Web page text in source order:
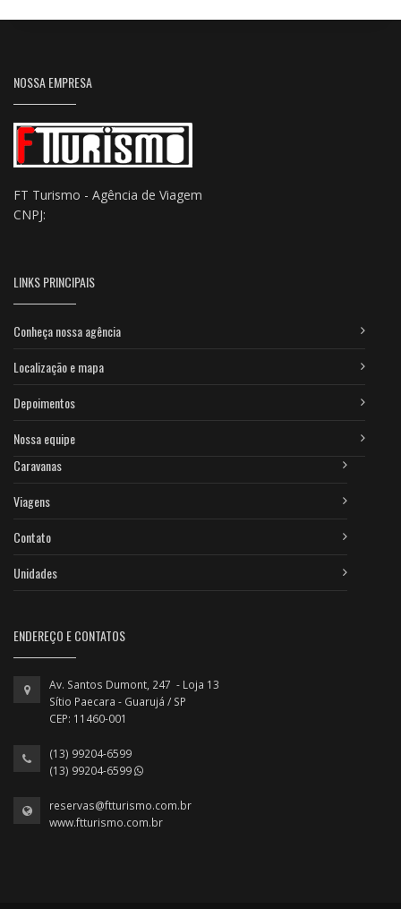
NOSSA EMPRESA
FT Turismo - Agência de Viagem
CNPJ:
LINKS PRINCIPAIS
Conheça nossa agência
Localização e mapa
Depoimentos
Nossa equipe
Caravanas
Viagens
Contato
Unidades
ENDEREÇO E CONTATOS
Av. Santos Dumont, 247 - Loja 13
Sítio Paecara - Guarujá / SP
CEP: 11460-001
(13) 99204-6599
(13) 99204-6599
reservas@ftturismo.com.br
www.ftturismo.com.br